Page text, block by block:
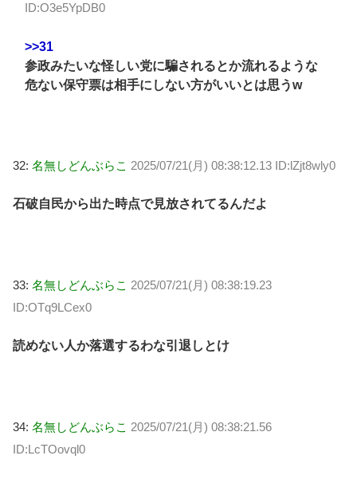
ID:O3e5YpDB0
>>31
参政みたいな怪しい党に騙されるとか流れるような
危ない保守票は相手にしない方がいいとは思うw
32: 名無しどんぶらこ 2025/07/21(月) 08:38:12.13 ID:lZjt8wly0
石破自民から出た時点で見放されてるんだよ
33: 名無しどんぶらこ 2025/07/21(月) 08:38:19.23
ID:OTq9LCex0
読めない人か落選するわな引退しとけ
34: 名無しどんぶらこ 2025/07/21(月) 08:38:21.56
ID:LcTOovql0